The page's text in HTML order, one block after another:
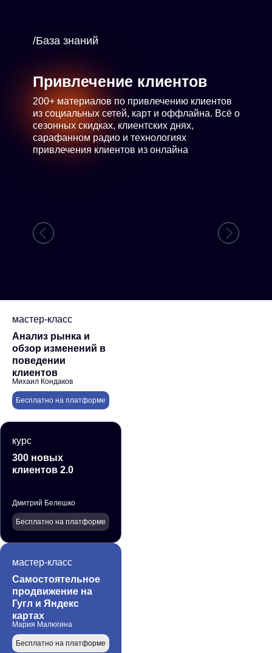
/База знаний
Привлечение клиентов
200+ материалов по привлечению клиентов
из социальных сетей, карт и оффлайна. Всё о
сезонных скидках, клиентских днях,
сарафанном радио и технологиях
привлечения клиентов из онлайна
мастер-класс
Анализ рынка и
обзор изменений в
поведении
клиентов
Бесплатно на платформе
Михаил Кондаков
курс
300 новых
клиентов 2.0
Бесплатно на платформе
Дмитрий Белешко
мастер-класс
Самостоятельное
продвижение на
Гугл и Яндекс
картах
Бесплатно на платформе
Мария Малюгина